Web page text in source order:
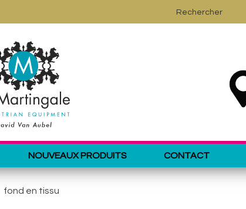
NOUVEAUX PRODUITS CONTACT
fond en tissu